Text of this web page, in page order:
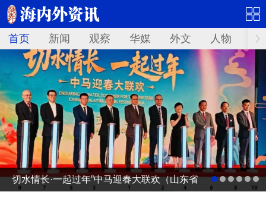
首页 新闻 观察 华媒 外文 人物 华
切水情长·一起过年”中马迎春大联欢（山东省